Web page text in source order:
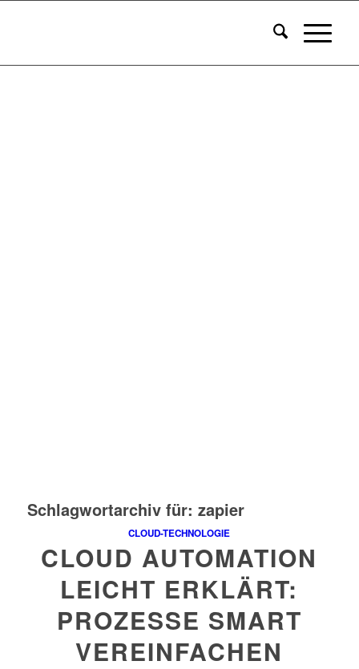
Schlagwortarchiv für: zapier
CLOUD-TECHNOLOGIE
CLOUD AUTOMATION
LEICHT ERKLÄRT:
PROZESSE SMART
VEREINFACHEN